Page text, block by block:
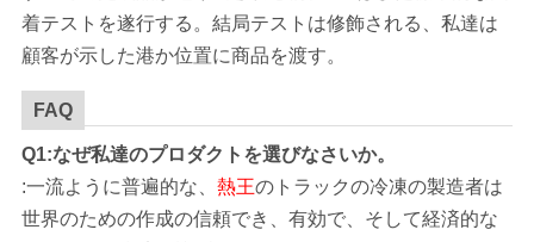
着テストを遂行する。結局テストは修飾される、私達は
顧客が示した港か位置に商品を渡す。
FAQ
Q1:なぜ私達のプロダクトを選びなさいか。
:一流ように普遍的な、 熱王のトラックの冷凍の製造者は
世界のための作成の信頼でき、有効で、そして経済的な